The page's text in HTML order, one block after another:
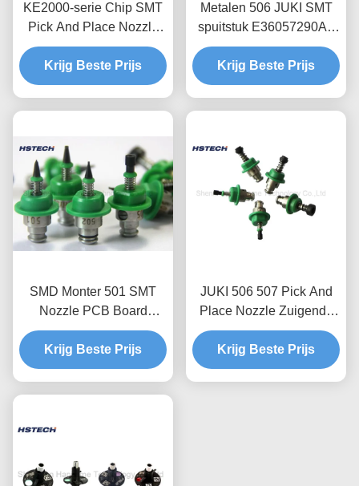
KE2000-serie Chip SMT
Pick And Place Nozzle
JUKI 502 503 504 505
Krijg Beste Prijs
Metalen 506 JUKI SMT
spuitstuk E36057290A0
voor zuig SMD-
onderdelen
Krijg Beste Prijs
SMD Monter 501 SMT
Nozzle PCB Board
Assembly FUJI Nxt
Nozzle
Krijg Beste Prijs
JUKI 506 507 Pick And
Place Nozzle Zuigende
SMD-chips die op het
PCB worden geplaatst
Krijg Beste Prijs